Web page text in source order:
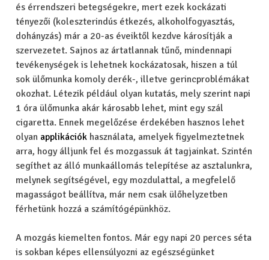
és érrendszeri betegségekre, mert ezek kockázati
tényezői (koleszterindús étkezés, alkoholfogyasztás,
dohányzás) már a 20-as éveiktől kezdve károsítják a
szervezetet. Sajnos az ártatlannak tűnő, mindennapi
tevékenységek is lehetnek kockázatosak, hiszen a túl
sok ülőmunka komoly derék-, illetve gerincproblémákat
okozhat. Létezik például olyan kutatás, mely szerint napi
1 óra ülőmunka akár károsabb lehet, mint egy szál
cigaretta. Ennek megelőzése érdekében hasznos lehet
olyan applikációk használata, amelyek figyelmeztetnek
arra, hogy álljunk fel és mozgassuk át tagjainkat. Szintén
segíthet az álló munkaállomás telepítése az asztalunkra,
melynek segítségével, egy mozdulattal, a megfelelő
magasságot beállítva, már nem csak ülőhelyzetben
férhetünk hozzá a számítógépünkhöz.
A mozgás kiemelten fontos. Már egy napi 20 perces séta
is sokban képes ellensúlyozni az egészségünket